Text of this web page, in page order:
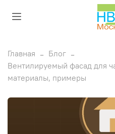
Главная
Блог
Вентилируемый фасад для
материалы, примеры